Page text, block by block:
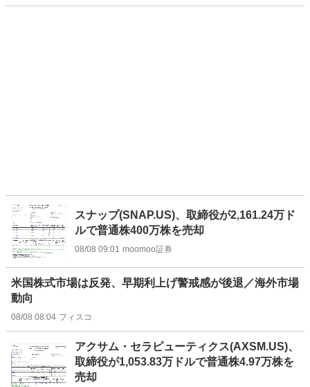
スナップ(SNAP.US)、取締役が2,161.24万ド
ルで普通株400万株を売却
08/08 09:01 moomoo証券
米国株式市場は反発、早期利上げ警戒感が後退／海外市場
動向
08/08 08:04 フィスコ
アクサム・セラピューティクス(AXSM.US)、
取締役が1,053.83万ドルで普通株4.97万株を
売却